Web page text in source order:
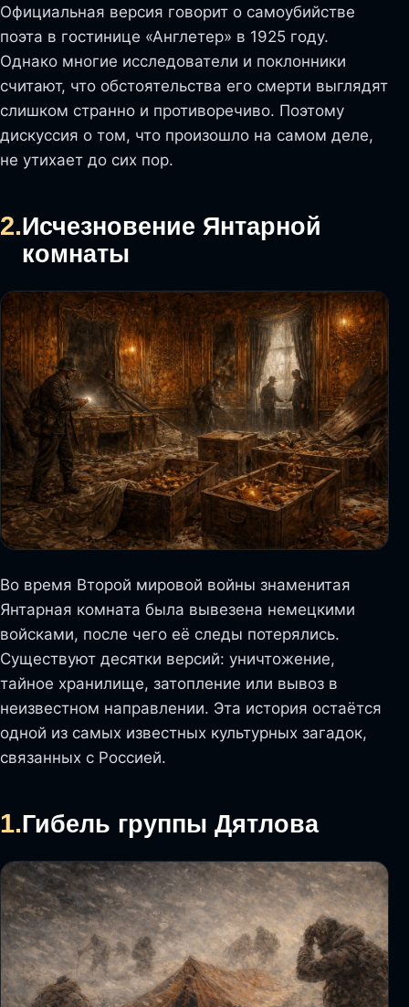
Официальная версия говорит о самоубийстве
поэта в гостинице «Англетер» в 1925 году.
Однако многие исследователи и поклонники
считают, что обстоятельства его смерти выглядят
слишком странно и противоречиво. Поэтому
дискуссия о том, что произошло на самом деле,
не утихает до сих пор.
2.Исчезновение Янтарной
комнаты
Во время Второй мировой войны знаменитая
Янтарная комната была вывезена немецкими
войсками, после чего её следы потерялись.
Существуют десятки версий: уничтожение,
тайное хранилище, затопление или вывоз в
неизвестном направлении. Эта история остаётся
одной из самых известных культурных загадок,
связанных с Россией.
1.Гибель группы Дятлова